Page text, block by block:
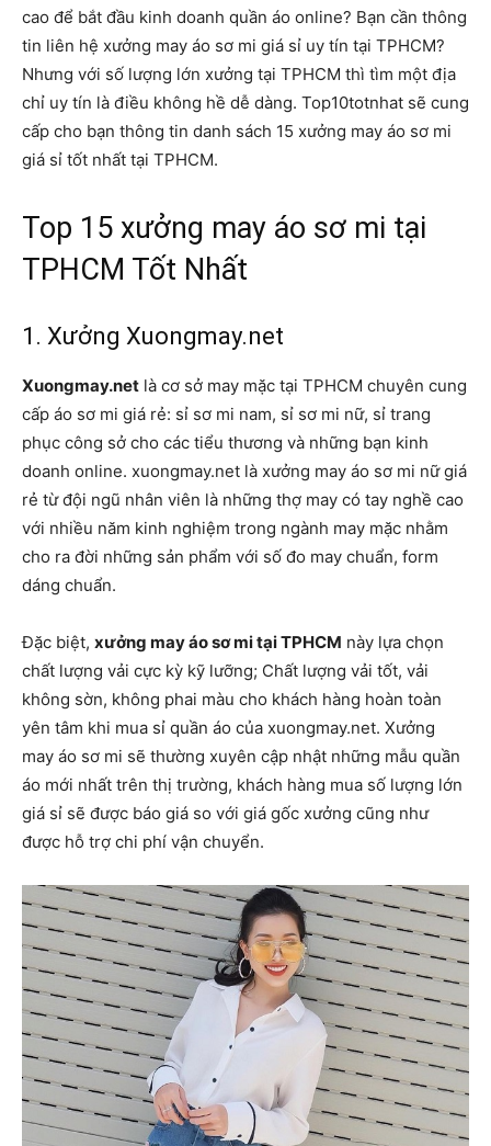
cao để bắt đầu kinh doanh quần áo online? Bạn cần thông
tin liên hệ xưởng may áo sơ mi giá sỉ uy tín tại TPHCM?
Nhưng với số lượng lớn xưởng tại TPHCM thì tìm một địa
chỉ uy tín là điều không hề dễ dàng. Top10totnhat sẽ cung
cấp cho bạn thông tin danh sách 15 xưởng may áo sơ mi
giá sỉ tốt nhất tại TPHCM.
Top 15 xưởng may áo sơ mi tại
TPHCM Tốt Nhất
1. Xưởng Xuongmay.net
Xuongmay.net là cơ sở may mặc tại TPHCM chuyên cung
cấp áo sơ mi giá rẻ: sỉ sơ mi nam, sỉ sơ mi nữ, sỉ trang
phục công sở cho các tiểu thương và những bạn kinh
doanh online. xuongmay.net là xưởng may áo sơ mi nữ giá
rẻ từ đội ngũ nhân viên là những thợ may có tay nghề cao
với nhiều năm kinh nghiệm trong ngành may mặc nhằm
cho ra đời những sản phẩm với số đo may chuẩn, form
dáng chuẩn.
Đặc biệt, xưởng may áo sơ mi tại TPHCM này lựa chọn
chất lượng vải cực kỳ kỹ lưỡng; Chất lượng vải tốt, vải
không sờn, không phai màu cho khách hàng hoàn toàn
yên tâm khi mua sỉ quần áo của xuongmay.net. Xưởng
may áo sơ mi sẽ thường xuyên cập nhật những mẫu quần
áo mới nhất trên thị trường, khách hàng mua số lượng lớn
giá sỉ sẽ được báo giá so với giá gốc xưởng cũng như
được hỗ trợ chi phí vận chuyển.